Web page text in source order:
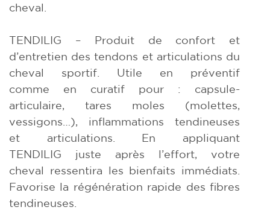
cheval.
TENDILIG – Produit de confort et
d’entretien des tendons et articulations du
cheval sportif. Utile en préventif
comme en curatif pour : capsule-
articulaire, tares moles (molettes,
vessigons…), inflammations tendineuses
et articulations. En appliquant
TENDILIG juste après l’effort, votre
cheval ressentira les bienfaits immédiats.
Favorise la régénération rapide des fibres
tendineuses.